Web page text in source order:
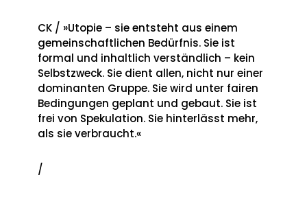
CK / »Utopie – sie entsteht aus einem
gemeinschaftlichen Bedürfnis. Sie ist
formal und inhaltlich verständlich – kein
Selbstzweck. Sie dient allen, nicht nur einer
dominanten Gruppe. Sie wird unter fairen
Bedingungen geplant und gebaut. Sie ist
frei von Spekulation. Sie hinterlässt mehr,
als sie verbraucht.«
/